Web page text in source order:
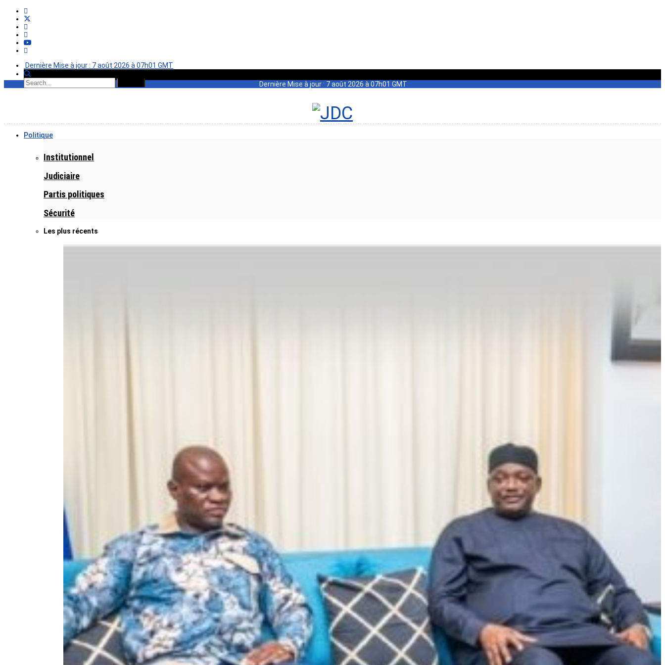
Dernière Mise à jour : 7 août 2026 à 07h01 GMT
Dernière Mise à jour : 7 août 2026 à 07h01 GMT
Politique
Institutionnel
Judiciaire
Partis politiques
Sécurité
Les plus récents